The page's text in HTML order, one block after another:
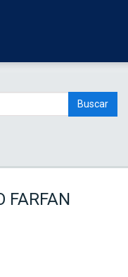
Buscar
FARFAN